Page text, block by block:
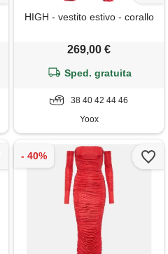
HIGH - vestito estivo - corallo
269,00 €
Sped. gratuita
38 40 42 44 46
Yoox